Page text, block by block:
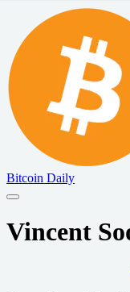
Bitcoin Daily
Vincent